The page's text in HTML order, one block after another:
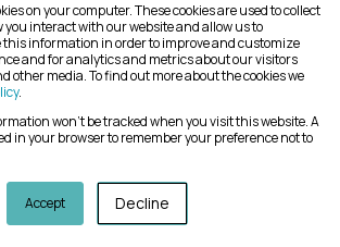
on your computer. These cookies are used to collect
interact with our website and allow us to
this information in order to improve and customize
and for analytics and metrics about our visitors
other media. To find out more about the cookies we
.
won’t be tracked when you visit this website. A
in your browser to remember your preference not to
Accept Decline
peuvent-ils réserver des
des salles de réunion depuis
mobiles ?
de ressources
peut-on gérer avec Humly